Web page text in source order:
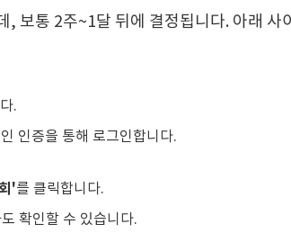
, 보통 2주~1달 뒤에 결정됩니다. 아래 사
.
인증을 통해 로그인합니다.
'를 클릭합니다.
확인할 수 있습니다.